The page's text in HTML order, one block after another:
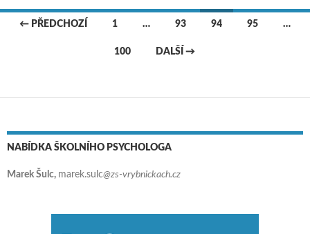
Navigace pro příspěvky
← PŘEDCHOZÍ 1 … 93 94 95 …
100 DALŠÍ →
NABÍDKA ŠKOLNÍHO PSYCHOLOGA
Marek Šulc, marek.sulc@zs-vrybnickach.cz